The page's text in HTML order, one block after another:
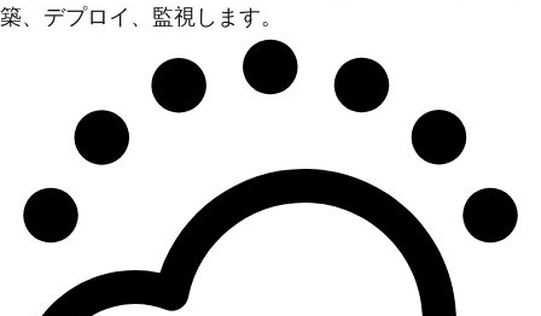
築、デプロイ、監視します。